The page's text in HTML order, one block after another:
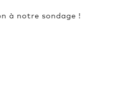
à notre sondage !